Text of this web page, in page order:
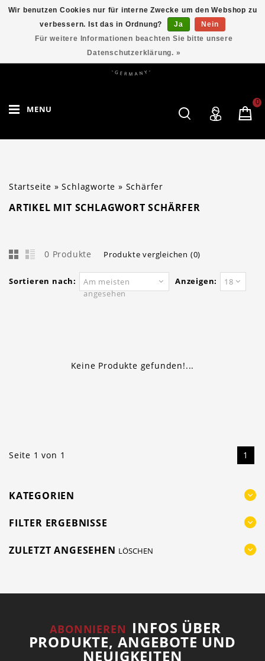
MENU
0
Startseite »Schlagworte » Schärfer
ARTIKEL MIT SCHLAGWORT SCHÄRFER
0 Produkte Produkte vergleichen (0)
Sortieren nach:
Am meisten
angesehen
Anzeigen: 18
Keine Produkte gefunden!...
Seite 1 von 1 1
KATEGORIEN
FILTER ERGEBNISSE
ZULETZT ANGESEHEN LÖSCHEN
ABONNIEREN INFOS ÜBER
PRODUKTE, ANGEBOTE UND
NEUIGKEITEN
Wir benutzen Cookies nur für interne Zwecke um den Webshop zu
verbessern. Ist das in Ordnung?
Ja
Nein
Für weitere Informationen beachten Sie bitte unsere
Datenschutzerklärung. »